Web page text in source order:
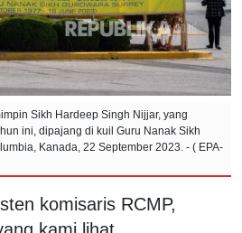
Sikh Hardeep Singh Nijjar, yang
ini, dipajang di kuil Guru Nanak Sikh
Kanada, 22 September 2023. - ( EPA-
komisaris RCMP,